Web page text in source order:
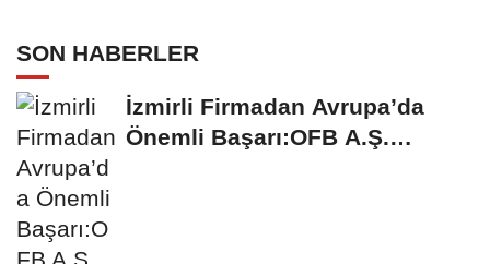
SON HABERLER
İzmirli Firmadan Avrupa’da
Önemli Başarı:OFB A.Ş.